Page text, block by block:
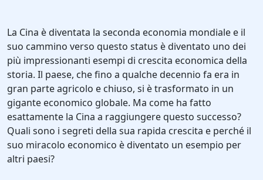
La Cina è diventata la seconda economia mondiale e il
suo cammino verso questo status è diventato uno dei
più impressionanti esempi di crescita economica della
storia. Il paese, che fino a qualche decennio fa era in
gran parte agricolo e chiuso, si è trasformato in un
gigante economico globale. Ma come ha fatto
esattamente la Cina a raggiungere questo successo?
Quali sono i segreti della sua rapida crescita e perché il
suo miracolo economico è diventato un esempio per
altri paesi?